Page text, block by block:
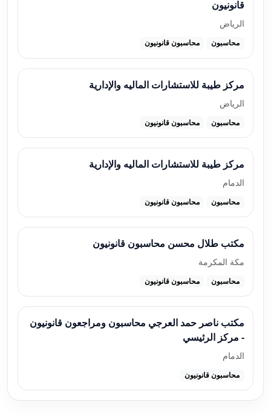
قانونيون
الرياض
محاسبون محاسبون قانونيون
مركز طيبة للاستشارات الماليه والإدارية
الرياض
محاسبون محاسبون قانونيون
مركز طيبة للاستشارات الماليه والإدارية
الدمام
محاسبون محاسبون قانونيون
مكتب طلال محسن محاسبون قانونيون
مكة المكرمة
محاسبون محاسبون قانونيون
مكتب ناصر حمد العرجي محاسبون ومراجعون قانونيون
- مركز الرئيسي
الدمام
محاسبون قانونيون